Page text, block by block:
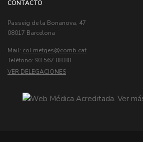
CONTACTO
Passeig de la Bonanova, 47
08017 Barcelona
Mail: col.metges
Telèfono: 93 567 88 88
VER DELEGACIONES